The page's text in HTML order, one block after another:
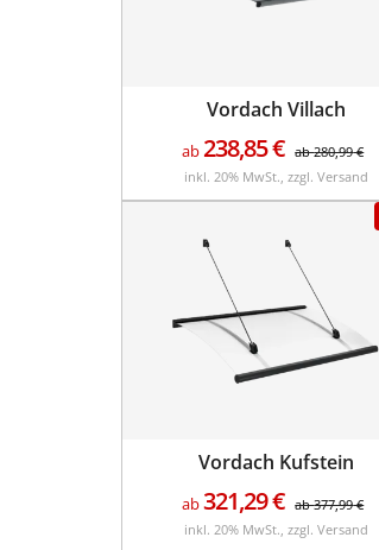
Vordach Villach
ab238,85€ ab280,99€
inkl. 20% MwSt., zzgl. Versand
Vordach Kufstein
ab321,29€ ab377,99€
inkl. 20% MwSt., zzgl. Versand